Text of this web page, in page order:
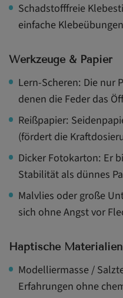
Schadstofffreie
einfache
Werkzeuge & Papier
Lern-Scheren: Die nur
denen die Feder das
Reißpapier:
(fördert die
Dicker Fotokarton: Er
Stabilität als dünnes
Malvlies oder große
sich ohne Angst vor
Haptische Materialien
Modelliermasse /
Erfahrungen ohne